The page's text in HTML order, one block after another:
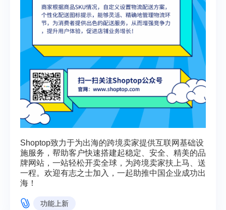
Shoptop致力于为出海的跨境卖家提供互联网基础设
施服务，帮助客户快速搭建起稳定、安全、精美的品
牌网站，一站轻松开卖全球，为跨境卖家扶上马、送
一程。欢迎有志之士加入，一起助推中国企业成功出
海！
功能上新